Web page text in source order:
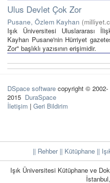
Ulus Devlet Çok Zor
Pusane, Özlem Kayhan (
Işık Üniversitesi Uluslararası
Kayhan Pusane'nin Hürriyet
Zor" başlıklı yazısının erişimidir.
DSpace software copyright © 2002-
2015 DuraSpace
İletişim | Geri Bildirim
|| Rehber|| Kütüphane ||
Işık Üniversitesi Kütüphane ve